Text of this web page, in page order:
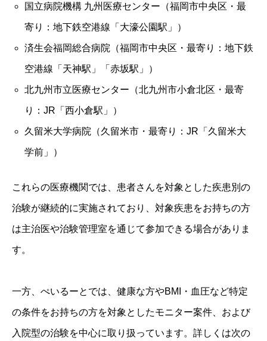
国立病院機構 九州医療センター（福岡市中央区・最
寄り：地下鉄空港線「大濠公園駅」）
済生会福岡総合病院（福岡市中央区・最寄り：地下鉄
空港線「天神駅」「赤坂駅」）
北九州市立医療センター（北九州市小倉北区・最寄
り：JR「西小倉駅」）
久留米大学病院（久留米市・最寄り：JR「久留米大
学前」）
これらの医療機関では、患者さんを対象とした疾患別の
治験が継続的に実施されており、対象疾患をお持ちの方
は主治医や治験管理室を通じて参加できる場合がありま
す。
一方、ぺいるーとでは、健康な方やBMI・血圧など特定
の条件をお持ちの方を対象としたモニター案件、および
入院型の治験を中心に取り扱っています。詳しくは次の